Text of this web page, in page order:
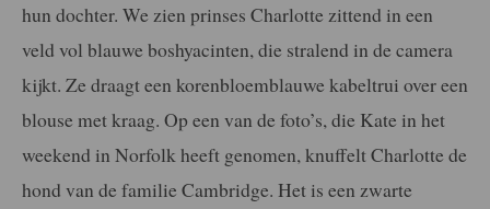
hun dochter. We zien prinses Charlotte zittend in een
veld vol blauwe boshyacinten, die stralend in de camera
kijkt. Ze draagt een korenbloemblauwe kabeltrui over een
blouse met kraag. Op een van de foto’s, die Kate in het
weekend in Norfolk heeft genomen, knuffelt Charlotte de
hond van de familie Cambridge. Het is een zwarte